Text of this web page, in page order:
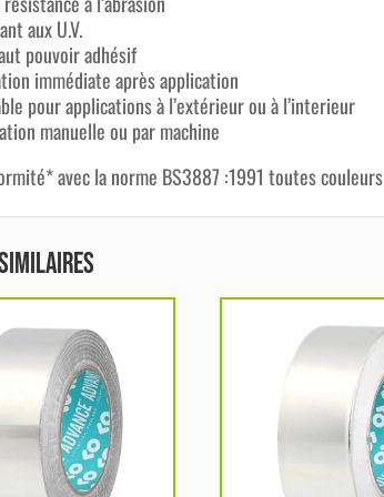
aux U.V.
pouvoir adhésif
immédiate après application
pour applications à l’extérieur ou à l’interieur
manuelle ou par machine
avec la norme BS3887 :1991 toutes couleurs
plusieurs
variations.